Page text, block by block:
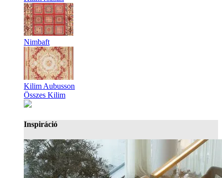
Nimbaft
Kilim Aubusson
Összes Kilim
Inspiráció